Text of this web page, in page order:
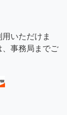
いただけま
事務局までご